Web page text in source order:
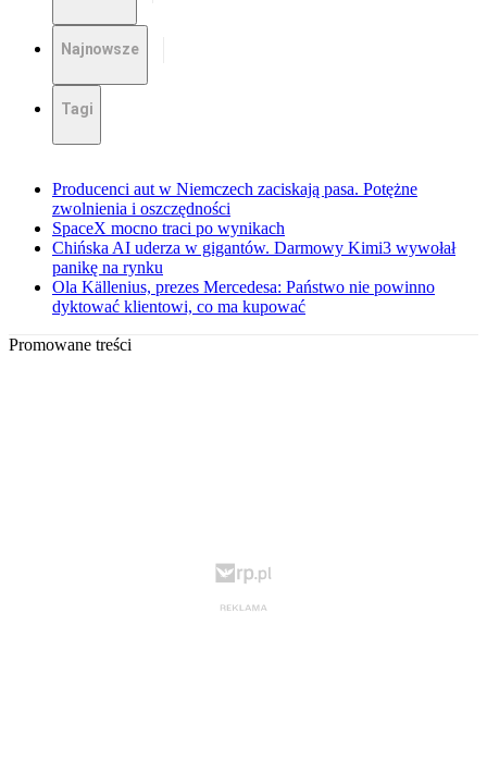
Najnowsze
Tagi
Producenci aut w Niemczech zaciskają pasa. Potężne
zwolnienia i oszczędności
SpaceX mocno traci po wynikach
Chińska AI uderza w gigantów. Darmowy Kimi3 wywołał
panikę na rynku
Ola Källenius, prezes Mercedesa: Państwo nie powinno
dyktować klientowi, co ma kupować
Promowane treści